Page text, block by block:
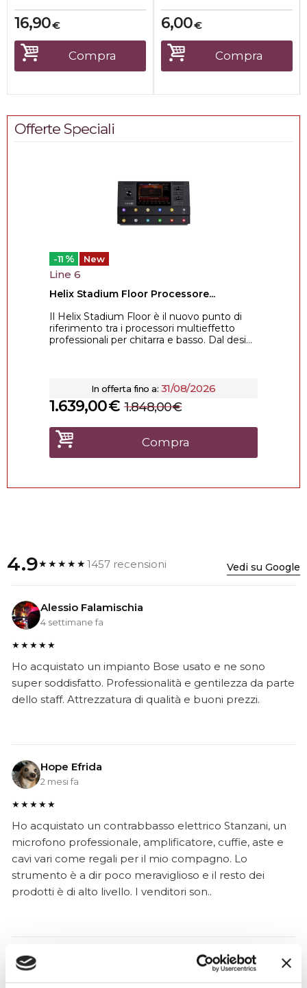
€
16,90
Compra
€
6,00
Compra
Offerte Speciali
-11 % New
Line 6
Helix Stadium Floor Processore...
Il Helix Stadium Floor è il nuovo punto di
riferimento tra i processori multieffetto
professionali per chitarra e basso. Dal desi...
In offerta fino a: 31/08/2026
€
1.639,00 €
1.848,00
Compra
4.9★★★★★1457 recensioni Vedi su Google
Alessio Falamischia
4 settimane fa
★★★★★
Ho acquistato un impianto Bose usato e ne sono
super soddisfatto. Professionalità e gentilezza da parte
dello staff. Attrezzatura di qualità e buoni prezzi.
Hope Efrida
2 mesi fa
★★★★★
Ho acquistato un contrabbasso elettrico Stanzani, un
microfono professionale, amplificatore, cuffie, aste e
cavi vari come regali per il mio compagno. Lo
strumento è a dir poco meraviglioso e il resto dei
prodotti è di alto livello. I venditori son..